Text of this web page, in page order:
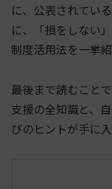
に、公表されてい
に、「損をしない
制度活用法を一挙紹
最後まで読むこと
支援の全知識と、
びのヒントが手に入